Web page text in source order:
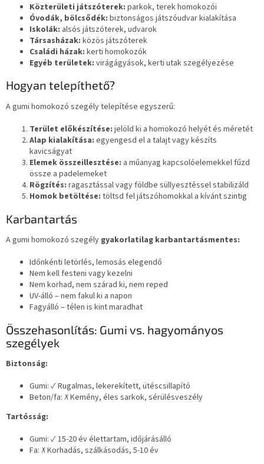
Közterületi játszóterek: parkok, terek homokozói
Óvodák, bölcsődék: biztonságos játszóudvar kialakítása
Iskolák: alsós játszóterek, udvarok
Társasházak: közös játszóterek
Családi házak: kerti homokozók
Egyéb területek: virágágyások, kerti utak szegélyezése
Hogyan telepíthető?
A gumi homokozó szegély telepítése egyszerű:
Terület előkészítése: jelöld ki a homokozó helyét és méretét
Alap kialakítása: egyengesd el a talajt vagy készíts
kavicságyat
Elemek összeillesztése: a műanyag kapcsolóelemekkel fűzd
össze a padelemeket
Rögzítés: ragasztással vagy földbe süllyesztéssel stabilizáld
Homok betöltése: töltsd fel játszóhomokkal a kívánt szintig
Karbantartás
A gumi homokozó szegély gyakorlatilag karbantartásmentes:
Időnkénti letörlés, lemosás elegendő
Nem kell festeni vagy kezelni
Nem korhad, nem szárad ki, nem reped
UV-álló – nem fakul ki a napon
Fagyálló – télen is kint maradhat
Összehasonlítás: Gumi vs. hagyományos
szegélyek
Biztonság:
Gumi: ✓ Rugalmas, lekerekített, ütéscsillapító
Beton/fa: ✗ Kemény, éles sarkok, sérülésveszély
Tartósság:
Gumi: ✓ 15-20 év élettartam, időjárásálló
Fa: ✗ Korhadás, szálkásodás, 5-10 év